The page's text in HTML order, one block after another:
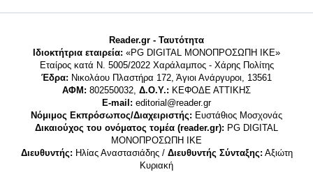
Reader.gr - Ταυτότητα
Ιδιοκτήτρια εταιρεία: «PG DIGITAL MONΟΠΡΟΣΩΠΗ ΙΚΕ»
Εταίρος κατά Ν. 5005/2022 Χαράλαμπος - Χάρης Πολίτης
Έδρα: Νικολάου Πλαστήρα 172, Άγιοι Ανάργυροι, 13561
ΑΦΜ: 802550032, Δ.Ο.Υ.: ΚΕΦΟΔΕ ΑΤΤΙΚΗΣ
E-mail: editorial@reader.gr
Νόμιμος Εκπρόσωπος/Διαχειριστής: Ευστάθιος Μοσχονάς
Δικαιούχος του ονόματος τομέα (reader.gr): PG DIGITAL
MONΟΠΡΟΣΩΠΗ ΙΚΕ
Διευθυντής: Ηλίας Αναστασιάδης / Διευθυντής Σύνταξης: Αξιώτη
Κυριακή